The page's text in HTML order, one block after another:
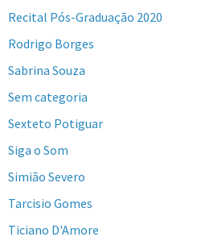
Recital Pós-Graduação 2020
Rodrigo Borges
Sabrina Souza
Sem categoria
Sexteto Potiguar
Siga o Som
Simião Severo
Tarcisio Gomes
Ticiano D'Amore